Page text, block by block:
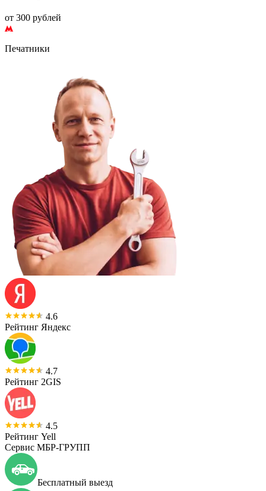
от 300 рублей
Печатники
4.6
Рейтинг Яндекс
4.7
Рейтинг 2GIS
4.5
Рейтинг Yell
Сервис МБР-ГРУПП
Бесплатный выезд